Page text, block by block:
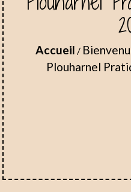
Accueil /
Plouharnel